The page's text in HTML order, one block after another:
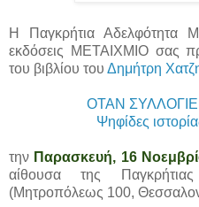
Η Παγκρήτια Αδελφότητα
εκδόσεις ΜΕΤΑΙΧΜΙΟ σας
του βιβλίου του Δημήτρη
ΟΤΑΝ
Ψηφίδες
την Παρασκευή, 16
αίθουσα της
(Μητροπόλεως 100,